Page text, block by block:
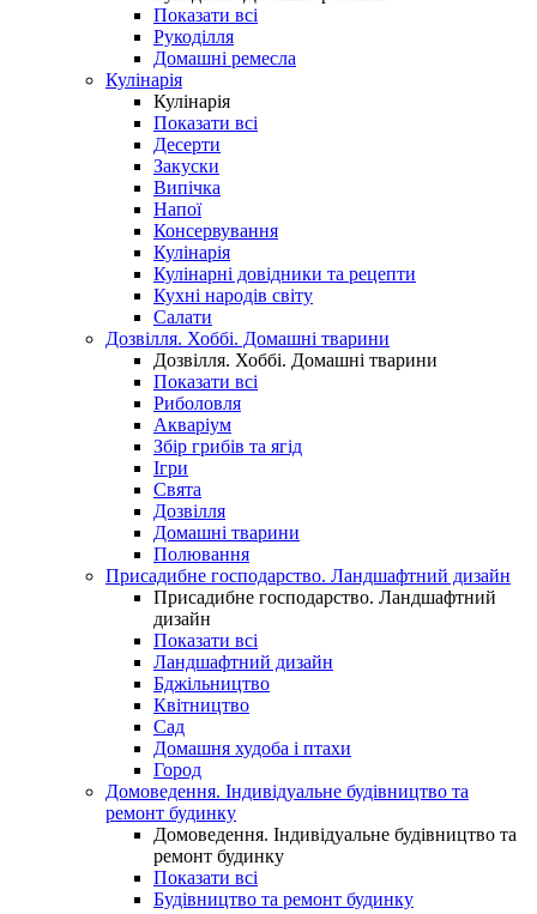
Показати всі
Рукоділля
Домашні ремесла
Кулінарія
Кулінарія
Показати всі
Десерти
Закуски
Випічка
Напої
Консервування
Кулінарія
Кулінарні довідники та рецепти
Кухні народів світу
Салати
Дозвілля. Хоббі. Домашні тварини
Дозвілля. Хоббі. Домашні тварини
Показати всі
Риболовля
Акваріум
Збір грибів та ягід
Ігри
Свята
Дозвілля
Домашні тварини
Полювання
Присадибне господарство. Ландшафтний дизайн
Присадибне господарство. Ландшафтний
дизайн
Показати всі
Ландшафтний дизайн
Бджільництво
Квітництво
Сад
Домашня худоба і птахи
Город
Домоведення. Індивідуальне будівництво та
ремонт будинку
Домоведення. Індивідуальне будівництво та
ремонт будинку
Показати всі
Будівництво та ремонт будинку